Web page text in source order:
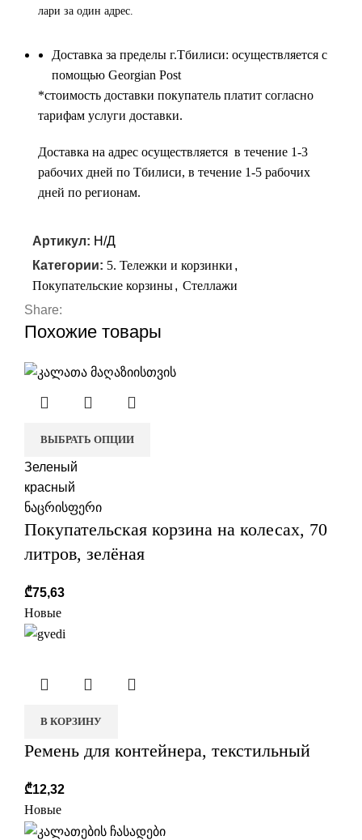
лари за один адрес.
Доставка за пределы г.Тбилиси: осуществляется с
помощью Georgian Post
*cтоимость доставки покупатель платит согласно
тарифам услуги доставки.
Доставка на адрес осуществляется в течение 1-3
рабочих дней по Тбилиси, в течение 1-5 рабочих
дней по регионам.
Артикул: Н/Д
Категории: 5. Тележки и корзинки ,
Покупательские корзины, Стеллажи
Share:
Похожие товары
ВЫБРАТЬ ОПЦИИ
Зеленый
красный
ნაცრისფერი
Покупательская корзина на колесах, 70
литров, зелёная
₾75,63
Новые
В КОРЗИНУ
Ремень для контейнера, текстильный
₾12,32
Новые